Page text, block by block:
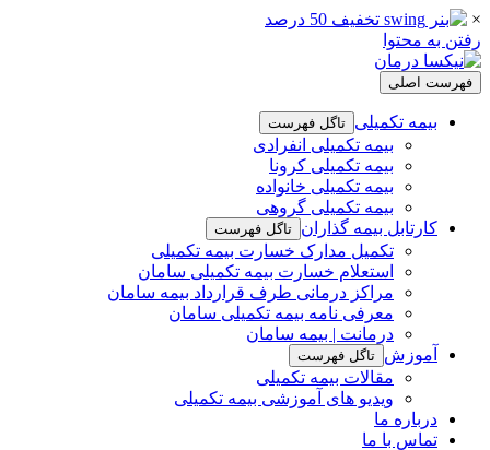
×
رفتن به محتوا
فهرست اصلی
بیمه تکمیلی تاگل فهرست
بیمه تکمیلی انفرادی
بیمه تکمیلی کرونا
بیمه تکمیلی خانواده
بیمه تکمیلی گروهی
کارتابل بیمه گذاران تاگل فهرست
تکمیل مدارک خسارت بیمه تکمیلی
استعلام خسارت بیمه تکمیلی سامان
مراکز درمانی طرف قرارداد بیمه سامان
معرفی نامه بیمه تکمیلی سامان
درمانت | بیمه سامان
آموزش تاگل فهرست
مقالات بیمه تکمیلی
ویدیو های آموزشی بیمه تکمیلی
درباره ما
تماس با ما